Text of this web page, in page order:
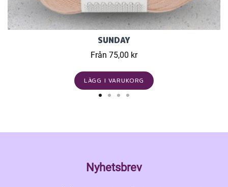
SUNDAY
Från 75,00 kr
LÄGG I VARUKORG
Nyhetsbrev